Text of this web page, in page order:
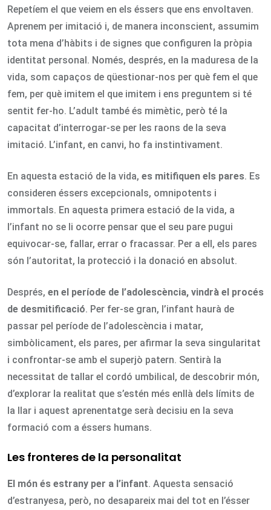
Repetíem el que veiem en els éssers que ens envoltaven.
Aprenem per imitació i, de manera inconscient, assumim
tota mena d’hàbits i de signes que configuren la pròpia
identitat personal. Només, després, en la maduresa de la
vida, som capaços de qüestionar-nos per què fem el que
fem, per què imitem el que imitem i ens preguntem si té
sentit fer-ho. L’adult també és mimètic, però té la
capacitat d’interrogar-se per les raons de la seva
imitació. L’infant, en canvi, ho fa instintivament.
En aquesta estació de la vida, es mitifiquen els pares. Es
consideren éssers excepcionals, omnipotents i
immortals. En aquesta primera estació de la vida, a
l’infant no se li ocorre pensar que el seu pare pugui
equivocar-se, fallar, errar o fracassar. Per a ell, els pares
són l’autoritat, la protecció i la donació en absolut.
Després, en el període de l’adolescència, vindrà el procés
de desmitificació. Per fer-se gran, l’infant haurà de
passar pel període de l’adolescència i matar,
simbòlicament, els pares, per afirmar la seva singularitat
i confrontar-se amb el superjò patern. Sentirà la
necessitat de tallar el cordó umbilical, de descobrir món,
d’explorar la realitat que s’estén més enllà dels límits de
la llar i aquest aprenentatge serà decisiu en la seva
formació com a éssers humans.
Les fronteres de la personalitat
El món és estrany per a l’infant. Aquesta sensació
d’estranyesa, però, no desapareix mai del tot en l’ésser